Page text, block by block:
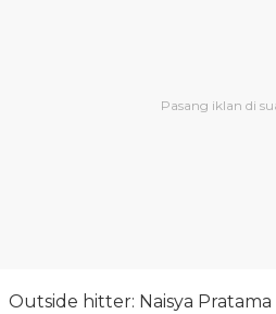
Outside hitter: Naisya Pratama